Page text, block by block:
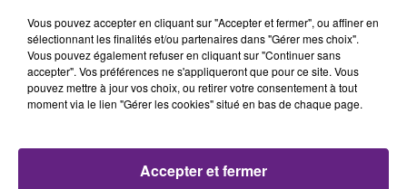
découverte du savoir-faire et du
patrimoine gastronomique local.
Publié : 13 juillet 2025 à 7h00 par la rédac
Vous pouvez accepter en cliquant sur "Accepter et fermer", ou affiner en
sélectionnant les finalités et/ou partenaires dans "Gérer mes choix".
Vous pouvez également refuser en cliquant sur "Continuer sans
accepter". Vos préférences ne s'appliqueront que pour ce site. Vous
pouvez mettre à jour vos choix, ou retirer votre consentement à tout
moment via le lien "Gérer les cookies" situé en bas de chaque page.
Accepter et fermer